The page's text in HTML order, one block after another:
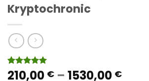
Kryptochronic
Bewertet
2
210,00 € – 1530,00 €